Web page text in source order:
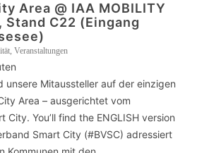
Area @ IAA MOBILITY
Stand C22 (Eingang
, Veranstaltungen
unsere Mitaussteller auf der einzigen
Area – ausgerichtet vom
City. You’ll find the ENGLISH version
Smart City (#BVSC) adressiert